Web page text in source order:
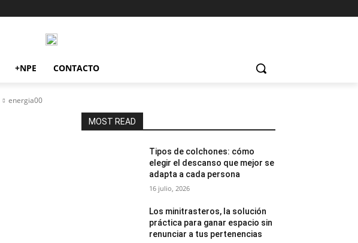
+NPE CONTACTO
energia00
MOST READ
Tipos de colchones: cómo
elegir el descanso que mejor se
adapta a cada persona
16 julio, 2026
Los minitrasteros, la solución
práctica para ganar espacio sin
renunciar a tus pertenencias